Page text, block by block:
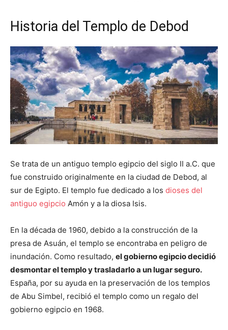
Historia del Templo de Debod
Se trata de un antiguo templo egipcio del siglo II a.C. que
fue construido originalmente en la ciudad de Debod, al
sur de Egipto. El templo fue dedicado a los dioses del
antiguo egipcio Amón y a la diosa Isis.
En la década de 1960, debido a la construcción de la
presa de Asuán, el templo se encontraba en peligro de
inundación. Como resultado, el gobierno egipcio decidió
desmontar el templo y trasladarlo a un lugar seguro.
España, por su ayuda en la preservación de los templos
de Abu Simbel, recibió el templo como un regalo del
gobierno egipcio en 1968.